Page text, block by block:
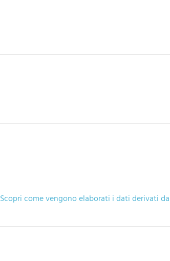
Scopri come vengono elaborati i dati derivati